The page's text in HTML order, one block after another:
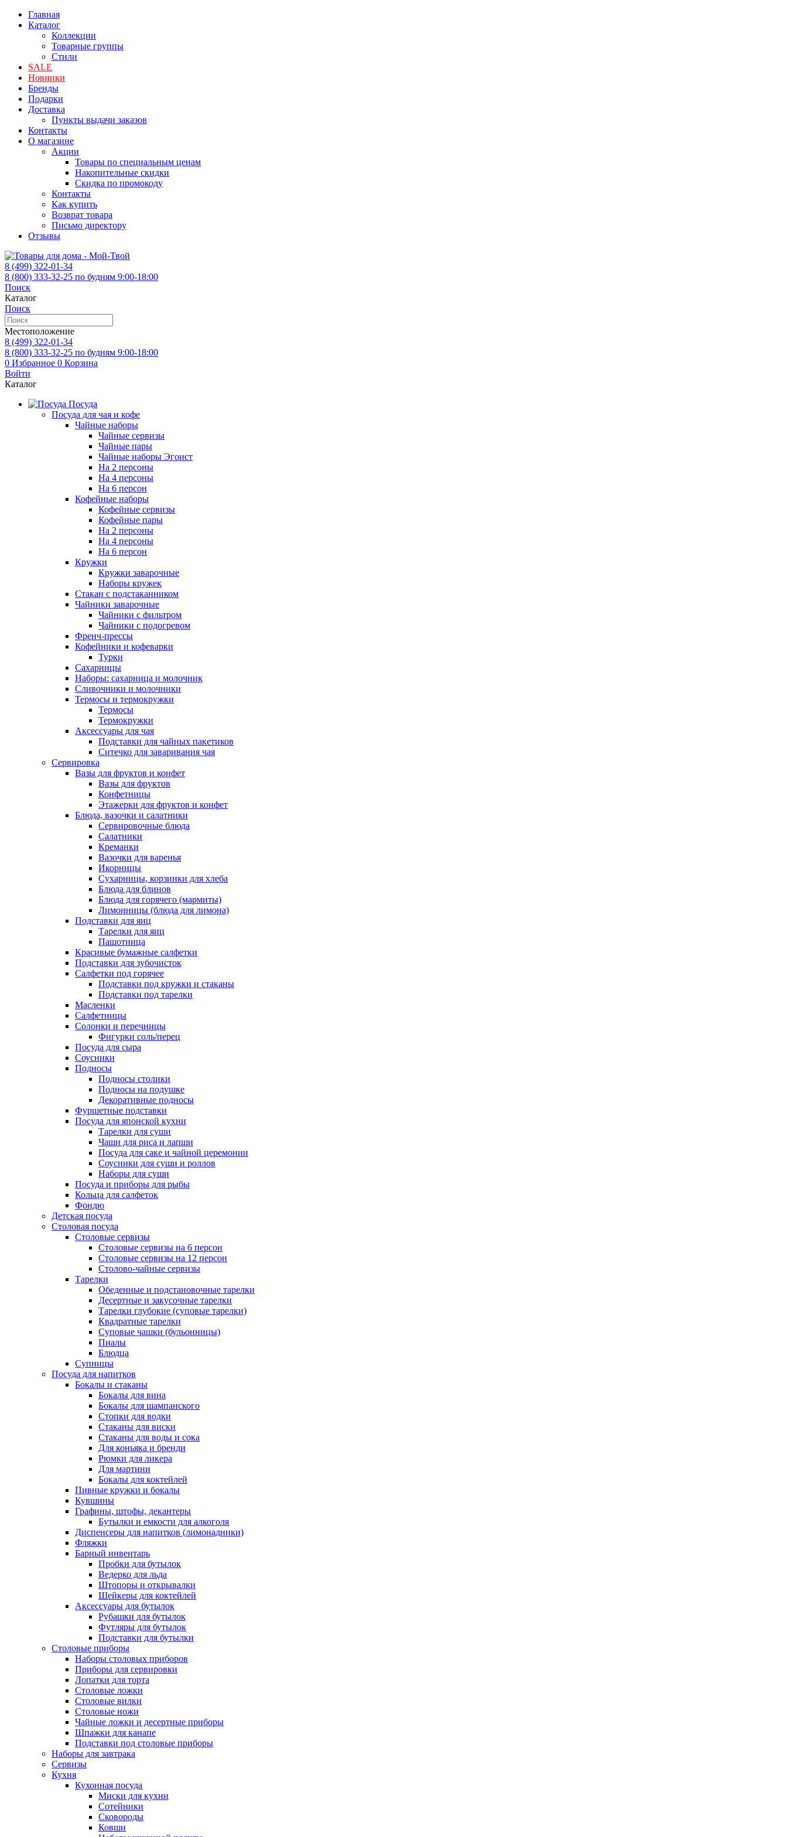
Главная
Каталог
Коллекции
Товарные группы
Стили
SALE
Новинки
Бренды
Подарки
Доставка
Пункты выдачи заказов
Контакты
О магазине
Акции
Товары по специальным ценам
Накопительные скидки
Скидка по промокоду
Контакты
Как купить
Возврат товара
Письмо директору
Отзывы
8 (499) 322-01-34
8 (800) 333-32-25 по будням 9:00-18:00
Поиск
Каталог
Поиск
Местоположение
8 (499) 322-01-34
8 (800) 333-32-25 по будням 9:00-18:00
0 Избранное 0 Корзина
Войти
Каталог
Посуда
Посуда для чая и кофе
Чайные наборы
Чайные сервизы
Чайные пары
Чайные наборы Эгоист
На 2 персоны
На 4 персоны
На 6 персон
Кофейные наборы
Кофейные сервизы
Кофейные пары
На 2 персоны
На 4 персоны
На 6 персон
Кружки
Кружки заварочные
Наборы кружек
Стакан с подстаканником
Чайники заварочные
Чайники с фильтром
Чайники с подогревом
Френч-прессы
Кофейники и кофеварки
Турки
Сахарницы
Наборы: сахарница и молочник
Сливочники и молочники
Термосы и термокружки
Термосы
Термокружки
Аксессуары для чая
Подставки для чайных пакетиков
Ситечко для заваривания чая
Сервировка
Вазы для фруктов и конфет
Вазы для фруктов
Конфетницы
Этажерки для фруктов и конфет
Блюда, вазочки и салатники
Сервировочные блюда
Салатники
Креманки
Вазочки для варенья
Икорницы
Сухарницы, корзинки для хлеба
Блюда для блинов
Блюда для горячего (мармиты)
Лимонницы (блюда для лимона)
Подставки для яиц
Тарелки для яиц
Пашотница
Красивые бумажные салфетки
Подставки для зубочисток
Салфетки под горячее
Подставки под кружки и стаканы
Подставки под тарелки
Масленки
Салфетницы
Солонки и перечницы
Фигурки соль/перец
Посуда для сыра
Соусники
Подносы
Подносы столики
Подносы на подушке
Декоративные подносы
Фуршетные подставки
Посуда для японской кухни
Тарелки для суши
Чаши для риса и лапши
Посуда для саке и чайной церемонии
Соусники для суши и роллов
Наборы для суши
Посуда и приборы для рыбы
Кольца для салфеток
Фондю
Детская посуда
Столовая посуда
Столовые сервизы
Столовые сервизы на 6 персон
Столовые сервизы на 12 персон
Столово-чайные сервизы
Тарелки
Обеденные и подстановочные тарелки
Десертные и закусочные тарелки
Тарелки глубокие (суповые тарелки)
Квадратные тарелки
Суповые чашки (бульонницы)
Пиалы
Блюдца
Супницы
Посуда для напитков
Бокалы и стаканы
Бокалы для вина
Бокалы для шампанского
Стопки для водки
Стаканы для виски
Стаканы для воды и сока
Для коньяка и бренди
Рюмки для ликера
Для мартини
Бокалы для коктейлей
Пивные кружки и бокалы
Кувшины
Графины, штофы, декантеры
Бутылки и емкости для алкоголя
Диспенсеры для напитков (лимонадники)
Фляжки
Барный инвентарь
Пробки для бутылок
Ведерко для льда
Штопоры и открывалки
Шейкеры для коктейлей
Аксессуары для бутылок
Рубашки для бутылок
Футляры для бутылок
Подставки для бутылки
Столовые приборы
Наборы столовых приборов
Приборы для сервировки
Лопатки для торта
Столовые ложки
Столовые вилки
Столовые ножи
Чайные ложки и десертные приборы
Шпажки для канапе
Подставки под столовые приборы
Наборы для завтрака
Сервизы
Кухня
Кухонная посуда
Миски для кухни
Сотейники
Сковороды
Ковши